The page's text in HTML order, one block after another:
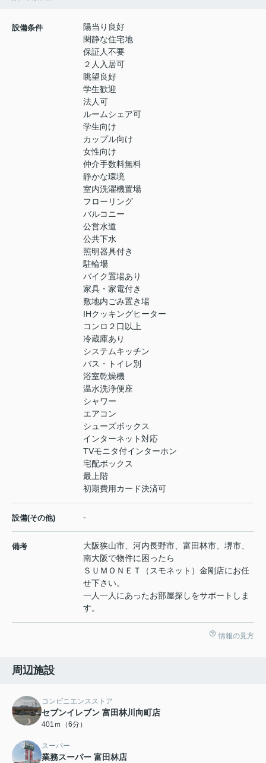
設備条件
陽当り良好
閑静な住宅地
保証人不要
２人入居可
眺望良好
学生歓迎
法人可
ルームシェア可
学生向け
カップル向け
女性向け
仲介手数料無料
静かな環境
室内洗濯機置場
フローリング
バルコニー
公営水道
公共下水
照明器具付き
駐輪場
バイク置場あり
家具・家電付き
敷地内ごみ置き場
IHクッキングヒーター
コンロ２口以上
冷蔵庫あり
システムキッチン
バス・トイレ別
浴室乾燥機
温水洗浄便座
シャワー
エアコン
シューズボックス
インターネット対応
TVモニタ付インターホン
宅配ボックス
最上階
初期費用カード決済可
設備(その他) -
備考
大阪狭山市、河内長野市、富田林市、堺市、
南大阪で物件に困ったら
ＳＵＭＯＮＥＴ（スモネット）金剛店にお任
せ下さい。
一人一人にあったお部屋探しをサポートしま
す。
情報の見方
周辺施設
コンビニエンスストア
セブンイレブン 富田林川向町店
401ｍ（6分）
スーパー
業務スーパー 富田林店